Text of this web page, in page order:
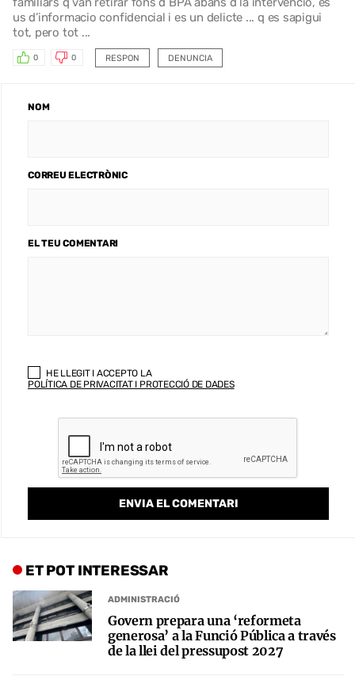
us d’informacio confidencial i es un delicte ... q es sapigui
tot, pero tot ...
RESPON
0 0 DENUNCIA
NOM
CORREU ELECTRÒNIC
EL TEU COMENTARI
HE LLEGIT I ACCEPTO LA
POLÍTICA DE PRIVACITAT I PROTECCIÓ DE DADES
ET POT INTERESSAR
ADMINISTRACIÓ
Govern prepara una ‘reformeta
generosa’ a la Funció Pública a través
de la llei del pressupost 2027